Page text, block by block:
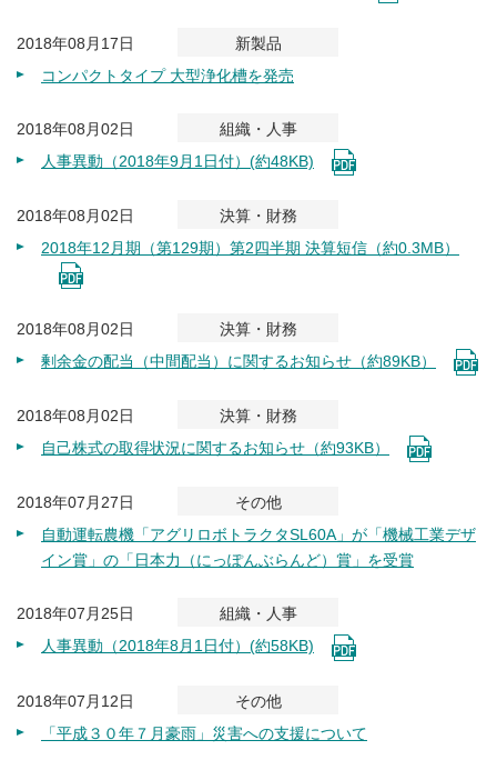
2018年08月17日
新製品
コンパクトタイプ 大型浄化槽を発売
2018年08月02日
組織・人事
人事異動（2018年9月1日付）(約48KB)
2018年08月02日
決算・財務
2018年12月期（第129期）第2四半期 決算短信（約0.3MB）
2018年08月02日
決算・財務
剰余金の配当（中間配当）に関するお知らせ（約89KB）
2018年08月02日
決算・財務
自己株式の取得状況に関するお知らせ（約93KB）
2018年07月27日
その他
自動運転農機「アグリロボトラクタSL60A」が「機械工業デザ
イン賞」の「日本力（にっぽんぶらんど）賞」を受賞
2018年07月25日
組織・人事
人事異動（2018年8月1日付）(約58KB)
2018年07月12日
その他
「平成３０年７月豪雨」災害への支援について